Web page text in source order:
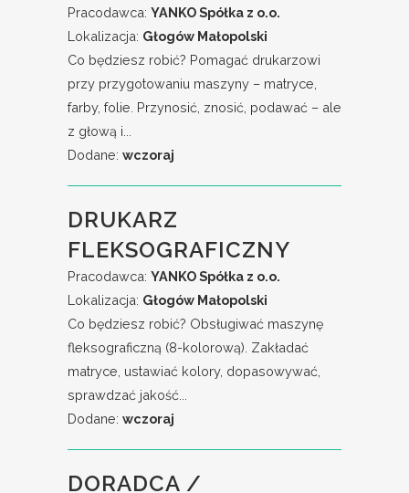
Pracodawca: YANKO Spółka z o.o.
Lokalizacja: Głogów Małopolski
Co będziesz robić? Pomagać drukarzowi
przy przygotowaniu maszyny – matryce,
farby, folie. Przynosić, znosić, podawać – ale
z głową i...
Dodane: wczoraj
DRUKARZ
FLEKSOGRAFICZNY
Pracodawca: YANKO Spółka z o.o.
Lokalizacja: Głogów Małopolski
Co będziesz robić? Obsługiwać maszynę
fleksograficzną (8-kolorową). Zakładać
matryce, ustawiać kolory, dopasowywać,
sprawdzać jakość...
Dodane: wczoraj
DORADCA /